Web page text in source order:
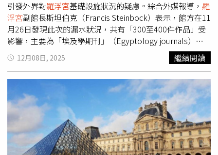
引發外界對羅浮宮基礎設施狀況的疑慮。綜合外媒報導， 羅
浮宮副館長斯坦伯克（Francis Steinbock）表示，館方在11
月26日發現此次的漏水狀況，共有「300至400件作品」受
影響，主要為「埃及學期刊」（Egyptology journals）與
供研究人員使用的「科學文獻」（scientific
documentation）。斯坦伯克指出，受損的文件年代多為19
世紀末至20世紀初，屬「極為實用」但「並非獨一無二」。
他強調：「沒有任何文化遺產等級的文物遭到破壞。目前我
們尚未在這些館藏中發現不可逆或永久性的損失。」該起事
件發生在10月19日法國王室珠寶盜竊案後不久，當時由4人
組成的竊盜集團在光天化日下突襲這個全球參觀人數最多的
博物館，並在短短7分鐘內盜走估值約1.02億美元（約合新
台幣3.1億元）的珠寶後成功逃逸，導致外界質疑博物館的
12月08日, 2025 繼續閱讀